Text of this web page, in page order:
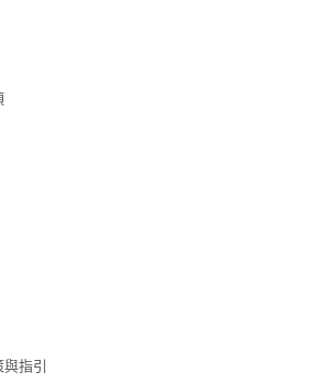
指引